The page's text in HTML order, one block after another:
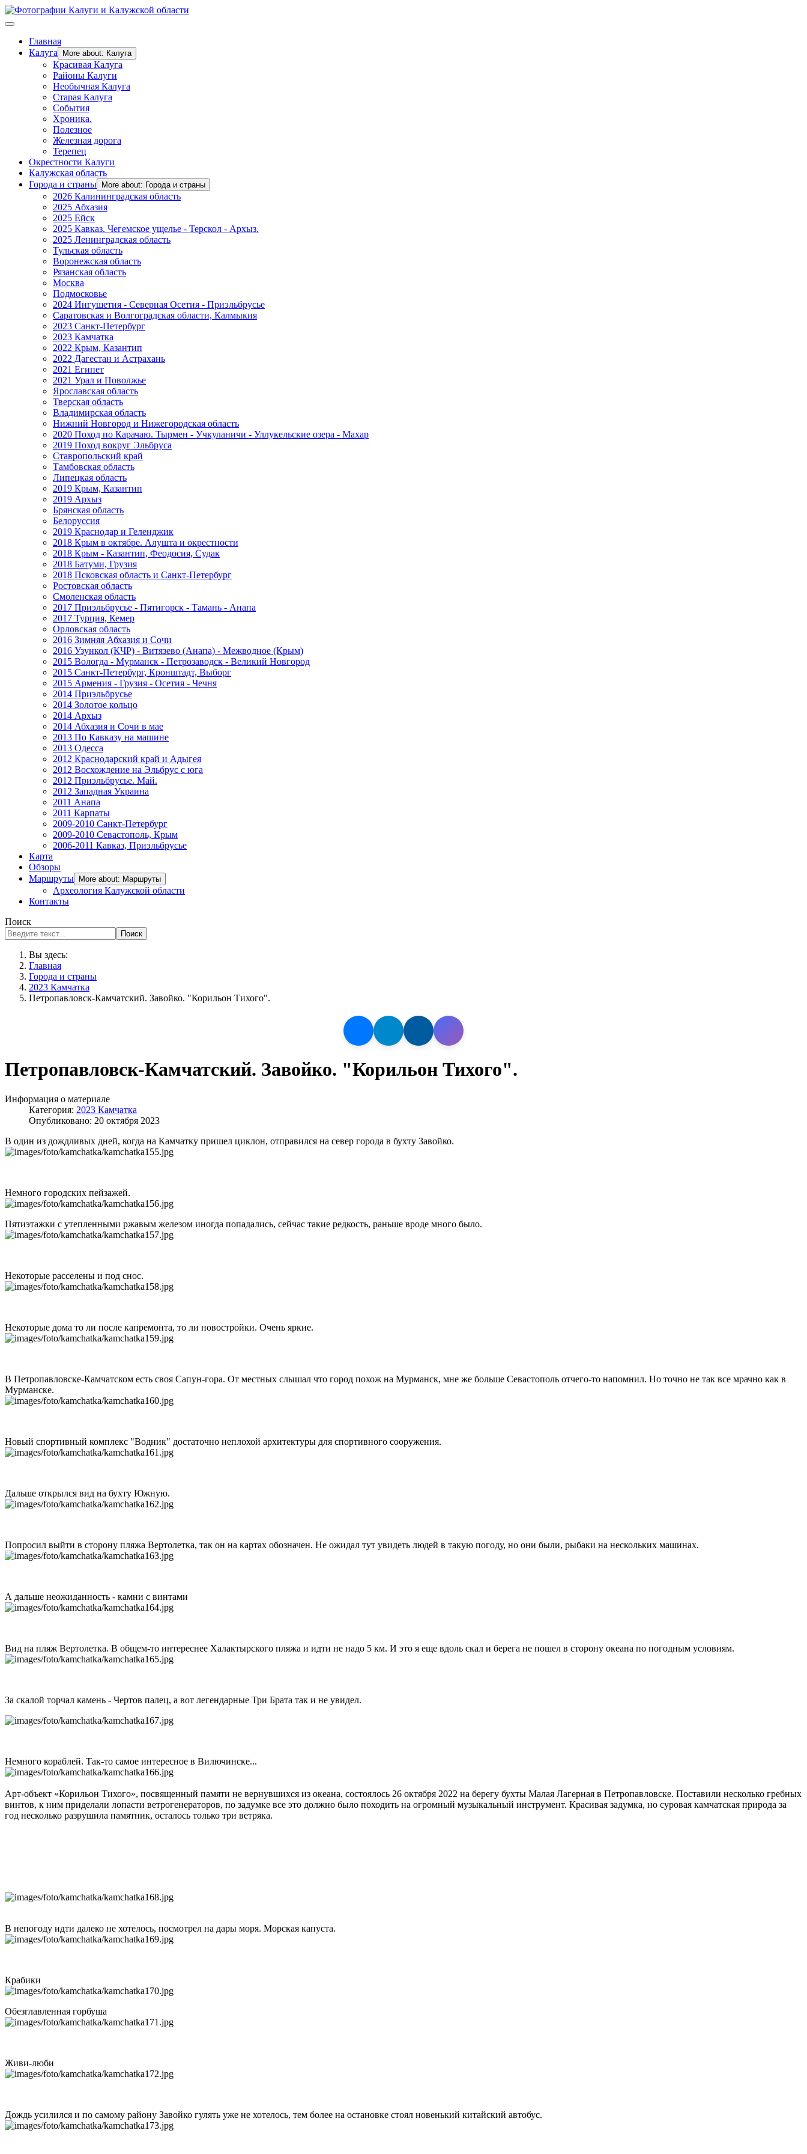
Главная
Калуга
More about: Калуга
Красивая Калуга
Районы Калуги
Необычная Калуга
Старая Калуга
События
Хроника.
Полезное
Железная дорога
Терепец
Окрестности Калуги
Калужская область
Города и страны
More about: Города и страны
2026 Калининградская область
2025 Абхазия
2025 Ейск
2025 Кавказ. Чегемское ущелье - Терскол - Архыз.
2025 Ленинградская область
Тульская область
Воронежская область
Рязанская область
Москва
Подмосковье
2024 Ингушетия - Северная Осетия - Приэльбрусье
Саратовская и Волгоградская области, Калмыкия
2023 Санкт-Петербург
2023 Камчатка
2022 Крым, Казантип
2022 Дагестан и Астрахань
2021 Египет
2021 Урал и Поволжье
Ярославская область
Тверская область
Владимирская область
Нижний Новгород и Нижегородская область
2020 Поход по Карачаю. Тырмен - Учкуланичи - Уллукельские озера - Махар
2019 Поход вокруг Эльбруса
Ставропольский край
Тамбовская область
Липецкая область
2019 Крым, Казантип
2019 Архыз
Брянская область
Белоруссия
2019 Краснодар и Геленджик
2018 Крым в октябре. Алушта и окрестности
2018 Крым - Казантип, Феодосия, Судак
2018 Батуми, Грузия
2018 Псковская область и Санкт-Петербург
Ростовская область
Смоленская область
2017 Приэльбрусье - Пятигорск - Тамань - Анапа
2017 Турция, Кемер
Орловская область
2016 Зимняя Абхазия и Сочи
2016 Узункол (КЧР) - Витязево (Анапа) - Межводное (Крым)
2015 Вологда - Мурманск - Петрозаводск - Великий Новгород
2015 Санкт-Петербург, Кронштадт, Выборг
2015 Армения - Грузия - Осетия - Чечня
2014 Приэльбрусье
2014 Золотое кольцо
2014 Архыз
2014 Абхазия и Сочи в мае
2013 По Кавказу на машине
2013 Одесса
2012 Краснодарский край и Адыгея
2012 Восхождение на Эльбрус с юга
2012 Приэльбрусье. Май.
2012 Западная Украина
2011 Анапа
2011 Карпаты
2009-2010 Санкт-Петербург
2009-2010 Севастополь, Крым
2006-2011 Кавказ, Приэльбрусье
Карта
Обзоры
Маршруты
More about: Маршруты
Археология Калужской области
Контакты
Поиск
Поиск
Вы здесь:
Главная
Города и страны
2023 Камчатка
Петропавловск-Камчатский. Завойко. "Корильон Тихого".
Петропавловск-Камчатский. Завойко. "Корильон Тихого".
Информация о материале
Категория: 2023 Камчатка
Опубликовано: 20 октября 2023
В один из дождливых дней, когда на Камчатку пришел циклон, отправился на север города в бухту Завойко.
Немного городских пейзажей.
Пятиэтажки с утепленными ржавым железом иногда попадались, сейчас такие редкость, раньше вроде много было.
Некоторые расселены и под снос.
Некоторые дома то ли после капремонта, то ли новостройки. Очень яркие.
В Петропавловске-Камчатском есть своя Сапун-гора. От местных слышал что город похож на Мурманск, мне же больше Севастополь отчего-то напомнил. Но точно не так все мрачно как в
Мурманске.
Новый спортивный комплекс "Водник" достаточно неплохой архитектуры для спортивного сооружения.
Дальше открылся вид на бухту Южную.
Попросил выйти в сторону пляжа Вертолетка, так он на картах обозначен. Не ожидал тут увидеть людей в такую погоду, но они были, рыбаки на нескольких машинах.
А дальше неожиданность - камни с винтами
Вид на пляж Вертолетка. В общем-то интереснее Халактырского пляжа и идти не надо 5 км. И это я еще вдоль скал и берега не пошел в сторону океана по погодным условиям.
За скалой торчал камень - Чертов палец, а вот легендарные Три Брата так и не увидел.
Немного кораблей. Так-то самое интересное в Вилючинске...
Арт-объект «Корильон Тихого», посвященный памяти не вернувшихся из океана, состоялось 26 октября 2022 на берегу бухты Малая Лагерная в Петропавловске. Поставили несколько гребных
винтов, к ним приделали лопасти ветрогенераторов, по задумке все это должно было походить на огромный музыкальный инструмент. Красивая задумка, но суровая камчатская природа за
год несколько разрушила памятник, осталось только три ветряка.
В непогоду идти далеко не хотелось, посмотрел на дары моря. Морская капуста.
Крабики
Обезглавленная горбуша
Живи-люби
Дождь усилился и по самому району Завойко гулять уже не хотелось, тем более на остановке стоял новенький китайский автобус.